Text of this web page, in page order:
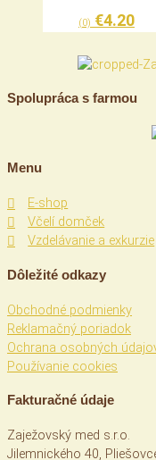
(0) €4.20
Spolupráca s farmou
Menu
E-shop
Včelí domček
Vzdelávanie a exkurzie
Dôležité odkazy
Obchodné podmienky
Reklamačný poriadok
Ochrana osobných
Používanie cookies
Fakturačné údaje
Zaježovský med s.r.o.
Jilemnického 40,